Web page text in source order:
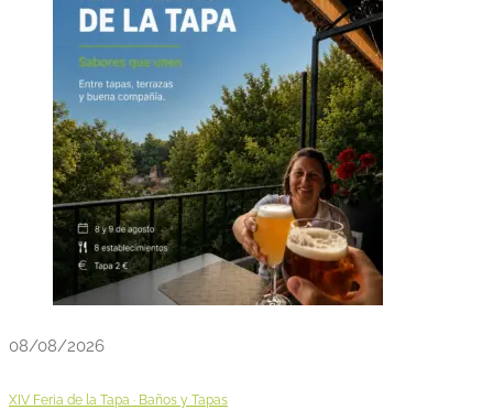
08/08/2026
XIV Feria de la Tapa · Baños y Tapas